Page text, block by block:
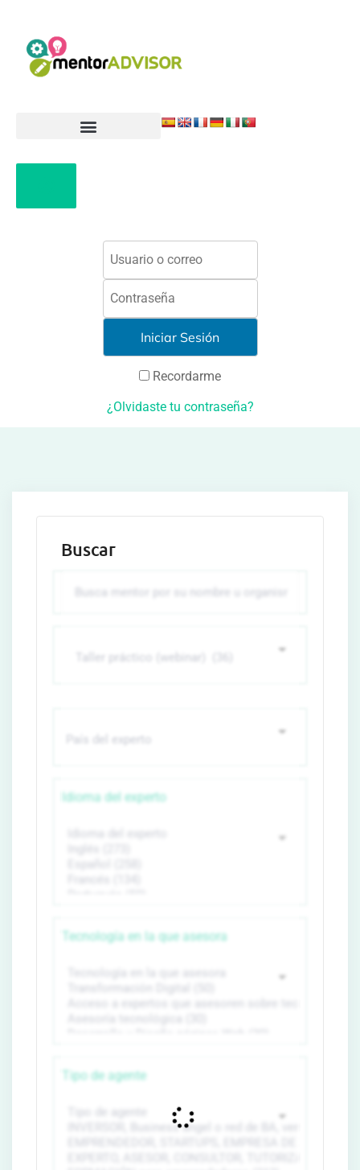
Recordarme
¿Olvidaste tu contraseña?
Buscar
Idioma del experto
Tecnología en la que asesora
Tipo de agente